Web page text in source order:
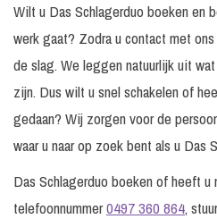
Wilt u Das Schlagerduo boeken en
werk gaat? Zodra u contact met
de slag. We leggen natuurlijk uit
zijn. Dus wilt u snel schakelen of
gedaan? Wij zorgen voor de
waar u naar op zoek bent als u Das
Das Schlagerduo boeken of heeft
telefoonnummer0497 360 864,